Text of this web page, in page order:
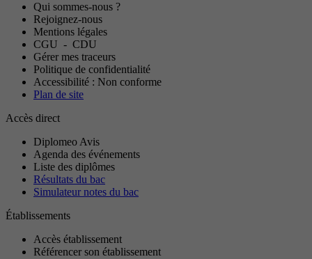
Qui sommes-nous ?
Rejoignez-nous
Mentions légales
CGU - CDU
Gérer mes traceurs
Politique de confidentialité
Accessibilité : Non conforme
Plan de site
Accès direct
Diplomeo Avis
Agenda des événements
Liste des diplômes
Résultats du bac
Simulateur notes du bac
Établissements
Accès établissement
Référencer son établissement